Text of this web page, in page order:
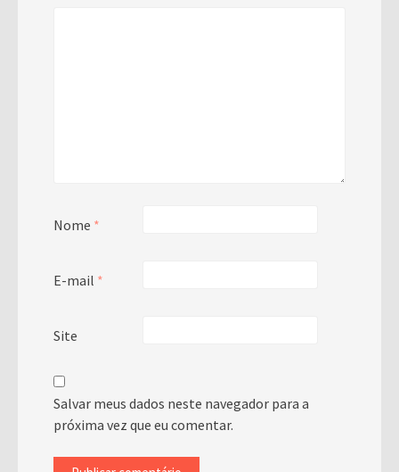
Nome *
E-mail *
Site
Salvar meus dados neste navegador para a
próxima vez que eu comentar.